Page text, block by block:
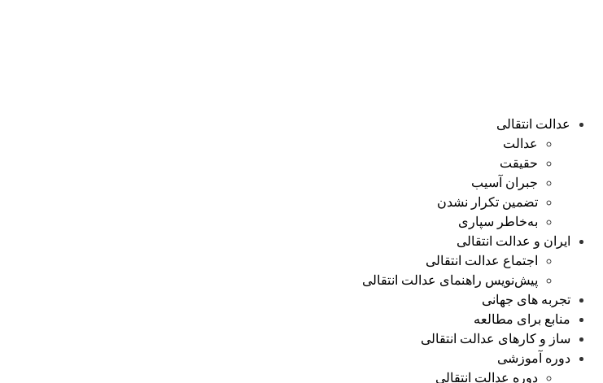
عدالت انتقالی
عدالت
حقیقت
جبران آسیب
تضمین تکرار نشدن
به‌خاطر سپاری
ایران و عدالت انتقالی
اجتماع عدالت انتقالی
پیش‌نویس راهنمای عدالت انتقالی
تجربه های جهانی
منابع برای مطالعه
ساز و کارهای عدالت انتقالی
دوره آموزشی
دوره عدالت انتقالی